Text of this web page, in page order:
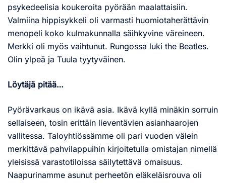
psykedeelisia koukeroita pyörään maalattaisiin.
Valmiina hippisykkeli oli varmasti huomiotaherättävin
menopeli koko kulmakunnalla säihkyvine väreineen.
Merkki oli myös vaihtunut. Rungossa luki the Beatles.
Olin ylpeä ja Tuula tyytyväinen.
Löytäjä pitää…
Pyörävarkaus on ikävä asia. Ikävä kyllä minäkin sorruin
sellaiseen, tosin erittäin lieventävien asianhaarojen
vallitessa. Taloyhtiössämme oli pari vuoden välein
merkittävä pahvilappuihin kirjoitetulla omistajan nimellä
yleisissä varastotiloissa säilytettävä omaisuus.
Naapurinamme asunut perheetön eläkeläisrouva oli